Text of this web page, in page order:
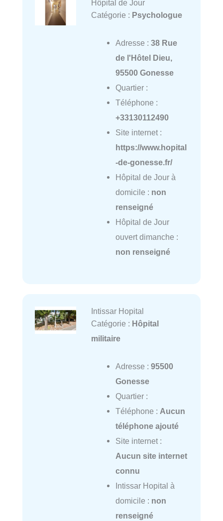
Hôpital de Jour
Catégorie : Psychologue
Adresse : 38 Rue
de l'Hôtel Dieu,
95500 Gonesse
Quartier :
Téléphone :
+33130112490
Site internet :
https://www.hopital
-de-gonesse.fr/
Hôpital de Jour à
domicile : non
renseigné
Hôpital de Jour
ouvert dimanche :
non renseigné
Intissar Hopital
Catégorie : Hôpital
militaire
Adresse : 95500
Gonesse
Quartier :
Téléphone : Aucun
téléphone ajouté
Site internet :
Aucun site internet
connu
Intissar Hopital à
domicile : non
renseigné